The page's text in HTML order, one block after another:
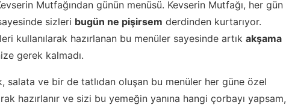
Mutfağından günün menüsü. Kevserin Mutfağı, her gün
sizleri bugün ne pişirsem derdinden kurtarıyor.
kullanılarak hazırlanan bu menüler sayesinde artık akşama
gerek kalmadı.
salata ve bir de tatlıdan oluşan bu menüler her güne özel
hazırlanır ve sizi bu yemeğin yanına hangi çorbayı yapsam,